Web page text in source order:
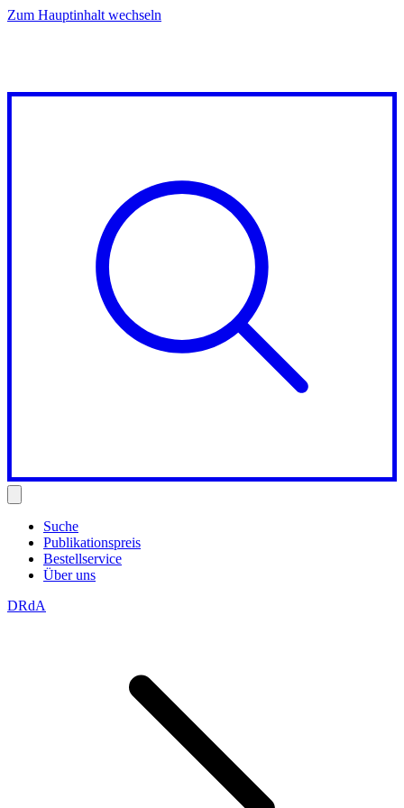
Zum Hauptinhalt wechseln
Suche
Publikationspreis
Bestellservice
Über uns
DRdA